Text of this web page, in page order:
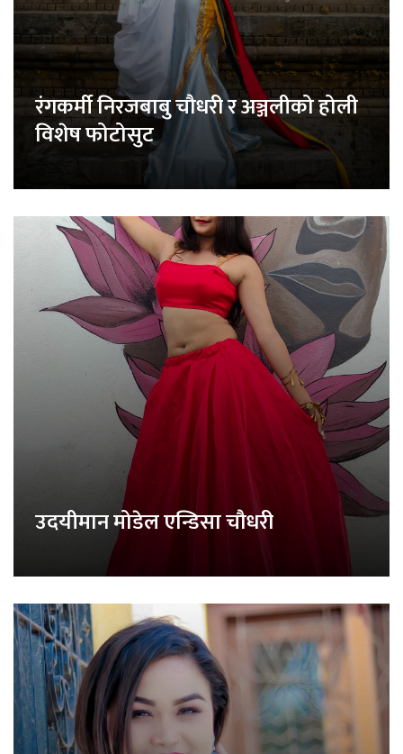
रंगकर्मी निरजबाबु चौधरी र अञ्जलीको होली
विशेष फोटोसुट
उदयीमान मोडेल एन्डिसा चौधरी